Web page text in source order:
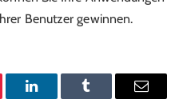
Benutzer gewinnen.
LinkedInTumblr Email